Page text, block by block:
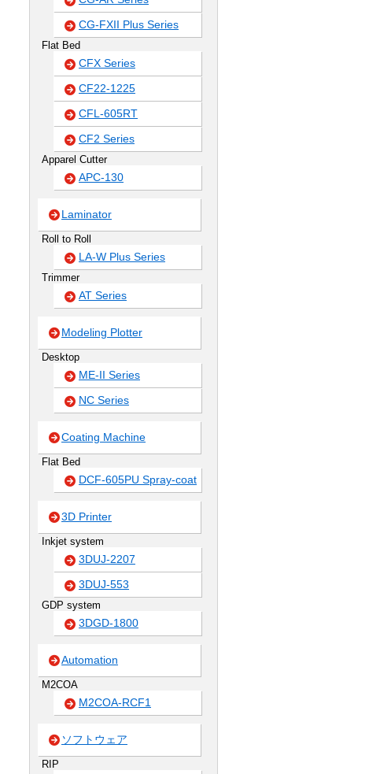
CG-FXII Plus Series
Flat Bed
CFX Series
CF22-1225
CFL-605RT
CF2 Series
Apparel Cutter
APC-130
Laminator
Roll to Roll
LA-W Plus Series
Trimmer
AT Series
Modeling Plotter
Desktop
ME-II Series
NC Series
Coating Machine
Flat Bed
DCF-605PU Spray-coat
3D Printer
Inkjet system
3DUJ-2207
3DUJ-553
GDP system
3DGD-1800
Automation
M2COA
M2COA-RCF1
ソフトウェア
RIP